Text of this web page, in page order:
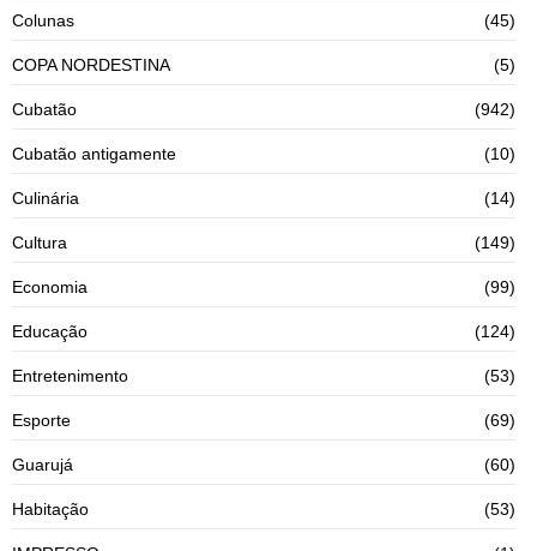
Colunas (45)
COPA NORDESTINA (5)
Cubatão (942)
Cubatão antigamente (10)
Culinária (14)
Cultura (149)
Economia (99)
Educação (124)
Entretenimento (53)
Esporte (69)
Guarujá (60)
Habitação (53)